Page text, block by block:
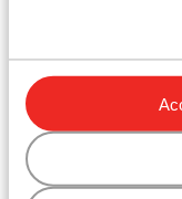
Andere
Les Balcons